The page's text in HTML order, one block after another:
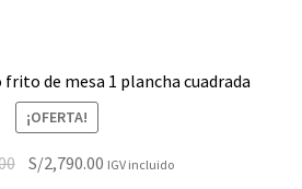
frito de mesa 1 plancha cuadrada
¡OFERTA!
ElS/2,790.00 El
IGV incluido